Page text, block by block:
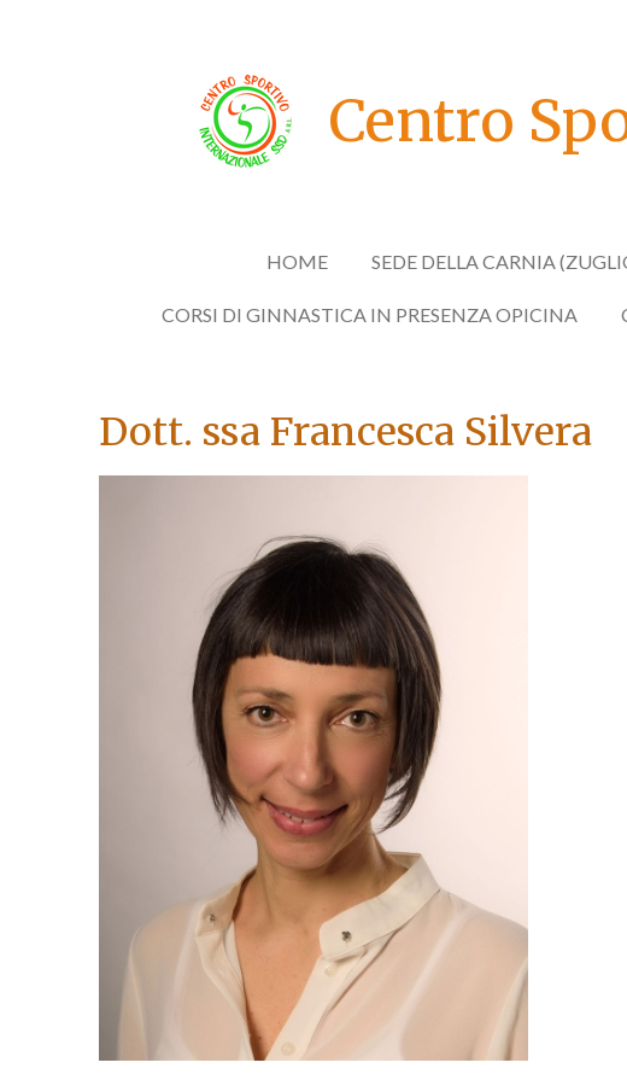
Centro
HOME SEDE DELLA CARNIA
CORSI DI GINNASTICA IN PRESENZA OPICINA
Dott. ssa Francesca Silvera